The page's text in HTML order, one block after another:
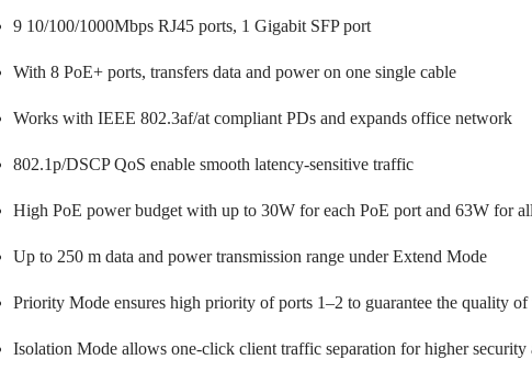
9 10/100/1000Mbps RJ45 ports, 1 Gigabit SFP port
With 8 PoE+ ports, transfers data and power on one single cable
Works with IEEE 802.3af/at compliant PDs and expands office network
802.1p/DSCP QoS enable smooth latency-sensitive traffic
High PoE power budget with up to 30W for each PoE port and 63W for
Up to 250 m data and power transmission range under Extend Mode
Priority Mode ensures high priority of ports 1–2 to guarantee the quality of
Isolation Mode allows one-click client traffic separation for higher security